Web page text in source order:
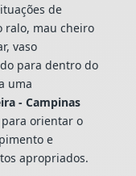
de
ralo, mau cheiro
vaso
para dentro do
uma
- Campinas
orientar o
e
apropriados.